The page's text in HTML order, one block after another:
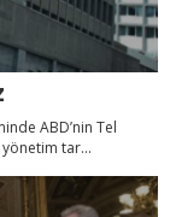
ABD’nin Tel
yönetim tar...